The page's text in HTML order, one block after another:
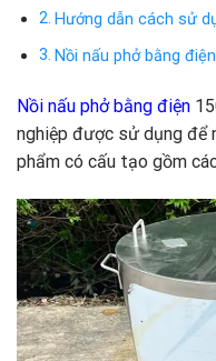
Hướng dẫn cách sử
Nồi nấu phở bằng
Nồi nấu phở bằng điện
nghiệp được sử dụng để
phẩm có cấu tạo gồm